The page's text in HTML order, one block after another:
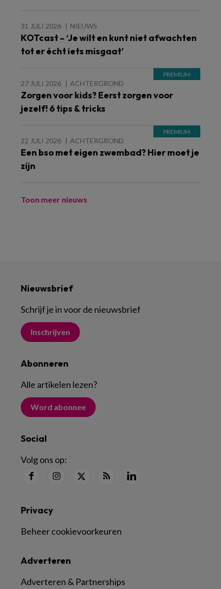
31 JULI 2026 NIEUWS
KOTcast – ‘Je wilt en kunt niet afwachten
tot er écht iets misgaat’
27 JULI 2026 ACHTERGROND
Zorgen voor kids? Eerst zorgen voor
jezelf! 6 tips & tricks
22 JULI 2026 ACHTERGROND
Een bso met eigen zwembad? Hier moet je
zijn
Toon meer nieuws
Nieuwsbrief
Schrijf je in voor de nieuwsbrief
Inschrijven
Abonneren
Alle artikelen lezen?
Word abonnee
Social
Volg ons op:
Adverteren
Adverteren & Partnerships
Privacy
Beheer cookievoorkeuren